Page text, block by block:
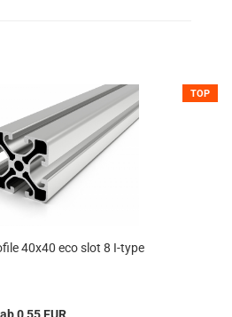
TOP
40x40 eco slot 8 I-type